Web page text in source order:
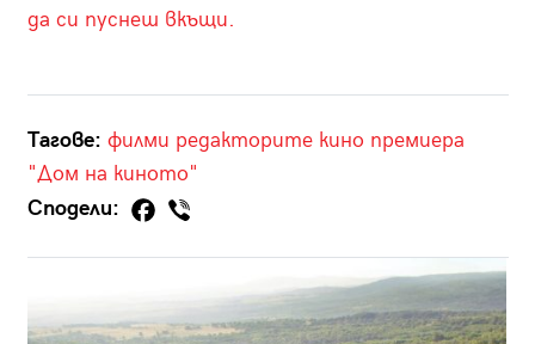
да си пуснеш вкъщи.
Тагове: филми редакторите кино премиера
"Дом на киното"
Сподели: